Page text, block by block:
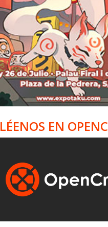
LÉENOS EN